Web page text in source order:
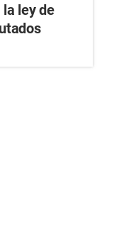
ley de